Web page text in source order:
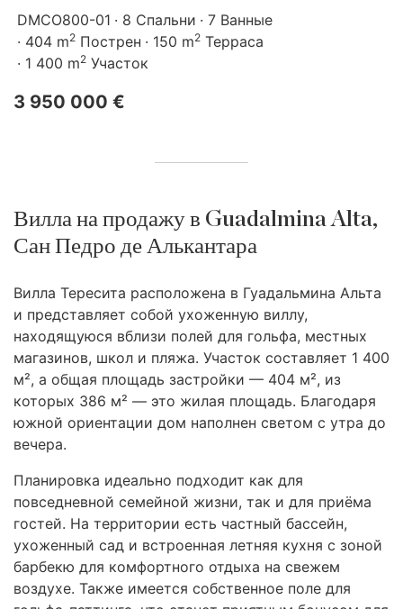
DMCO800-01 8 Спальни
7 Ванные
404 m2 Пострен 150 m2 Терраса
1 400 m2 Участок
3 950 000 €
Вилла на продажу в Guadalmina Alta,
Сан Педро де Алькантара
Вилла Тересита расположена в Гуадальмина Альта
и представляет собой ухоженную виллу,
находящуюся вблизи полей для гольфа, местных
магазинов, школ и пляжа. Участок составляет 1 400
м², а общая площадь застройки — 404 м², из
которых 386 м² — это жилая площадь. Благодаря
южной ориентации дом наполнен светом с утра до
вечера.
Планировка идеально подходит как для
повседневной семейной жизни, так и для приёма
гостей. На территории есть частный бассейн,
ухоженный сад и встроенная летняя кухня с зоной
барбекю для комфортного отдыха на свежем
воздухе. Также имеется собственное поле для